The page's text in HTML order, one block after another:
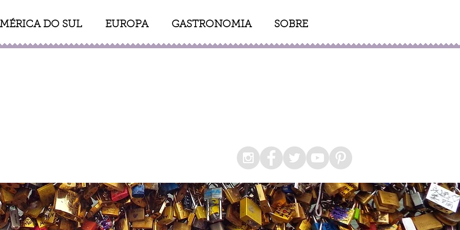
DO SUL EUROPA GASTRONOMIA SOBRE